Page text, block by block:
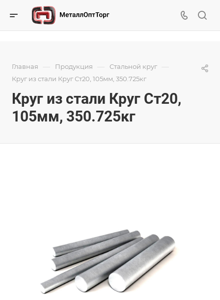
Главная — Продукция — Стальной круг —
Круг из стали Круг Ст20, 105мм, 350.725кг
Круг из стали Круг Ст20,
105мм, 350.725кг